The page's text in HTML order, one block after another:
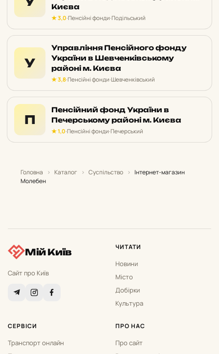
Києва
★ 3,0·Пенсійні фонди·Подільський
У
Управління Пенсійного фонду
України в Шевченківському
районі м. Києва
★ 3,8·Пенсійні фонди·Шевченківський
П
Пенсійний фонд України в
Печерському районі м. Києва
★ 1,0·Пенсійні фонди·Печерський
Головна › Каталог › Суспільство › Інтернет-магазин
Молебен
Мій Київ
Сайт про Київ
ЧИТАТИ
Новини
Місто
Добірки
Культура
СЕРВІСИ
Транспорт онлайн
ПРО НАС
Про сайт